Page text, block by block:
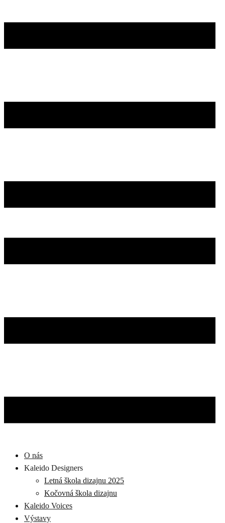
O nás
Kaleido Designers
Letná škola dizajnu 2025
Kočovná škola dizajnu
Kaleido Voices
Výstavy